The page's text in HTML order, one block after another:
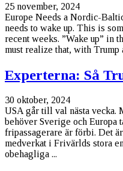
25 november, 2024
Europe Needs a Nordic-
needs to wake up. This is
recent weeks. ”Wake up” in
must realize that, with Trump
Experterna: Så
30 oktober, 2024
USA går till val nästa vecka.
behöver Sverige och Europa
fripassagerare är förbi. Det
medverkat i Frivärlds stora
obehagliga ...